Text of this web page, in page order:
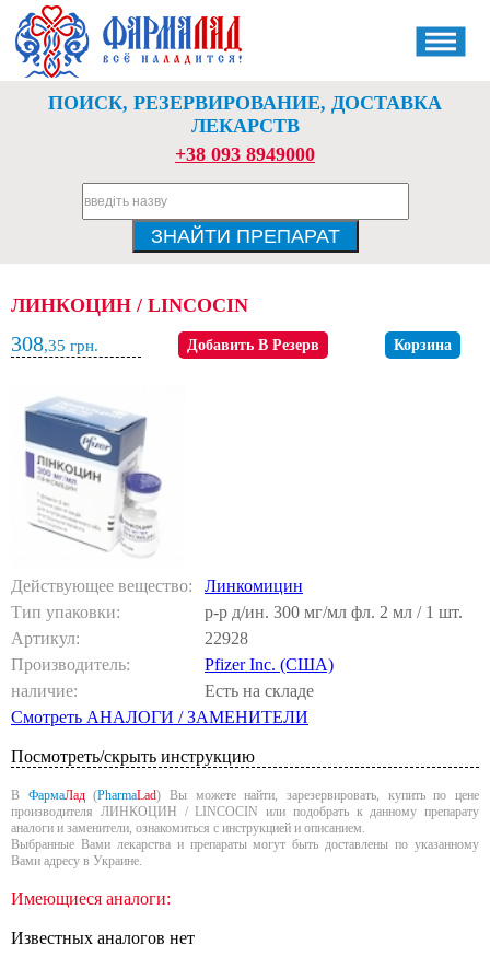
ПОИСК, РЕЗЕРВИРОВАНИЕ, ДОСТАВКА
ЛЕКАРСТВ
+38 093 8949000
ЛИНКОЦИН / LINCOCIN
308,35 грн. Добавить В Резерв Корзина
Действующее вещество:
Линкомицин
Тип упаковки:
р-р д/ин. 300 мг/мл фл. 2 мл / 1 шт.
Артикул:
22928
Производитель:
Pfizer Inc. (США)
наличие:
Есть на складе
Смотреть АНАЛОГИ / ЗАМЕНИТЕЛИ
Посмотреть/скрыть инструкцию
В ФармаЛад(PharmaLad) Вы можете найти, зарезервировать, купить по цене
производителя ЛИНКОЦИН / LINCOCIN или подобрать к данному препарату
аналоги и заменители, ознакомиться с инструкцией и описанием.
Выбранные Вами лекарства и препараты могут быть доставлены по указанному
Вами адресу в Украине.
Имеющиеся аналоги:
Известных аналогов нет